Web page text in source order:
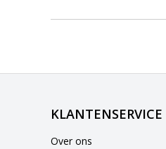
KLANTENSERVICE
Over ons